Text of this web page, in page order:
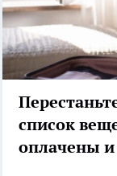
список
оплачены